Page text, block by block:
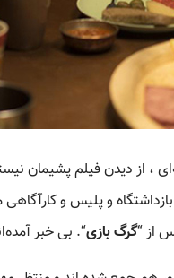
، از دیدن فیلم پشیمان
و پلیس و
از “گرگ بازی“. بی خبر